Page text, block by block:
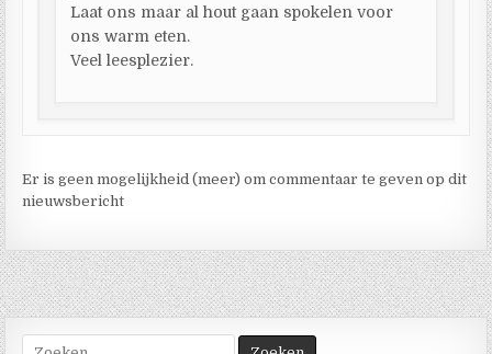
Laat ons maar al hout gaan spokelen voor
ons warm eten.
Veel leesplezier.
Er is geen mogelijkheid (meer) om commentaar te geven op dit
nieuwsbericht
Zoek